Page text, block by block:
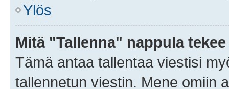
Ylös
Mitä "Tallenna" nappula
Tämä antaa tallentaa viestisi
tallennetun viestin. Mene omiin